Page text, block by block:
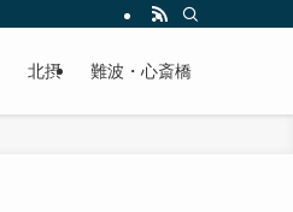
北摂 難波・心斎橋